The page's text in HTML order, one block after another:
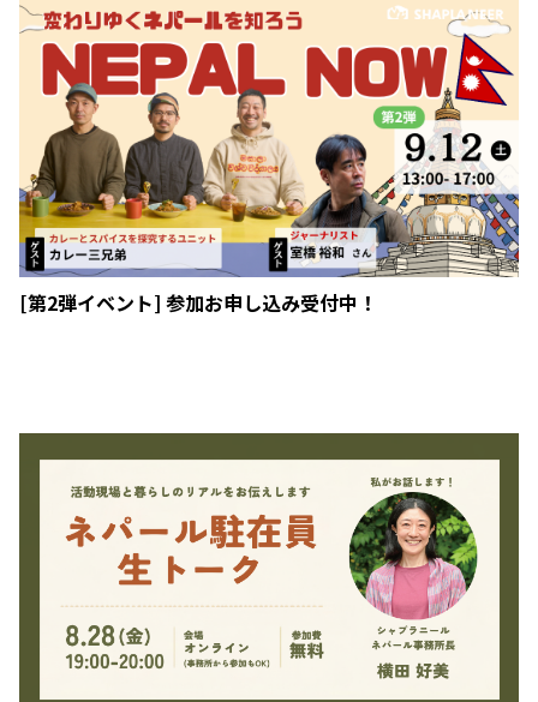
[第2弾イベント] 参加お申し込み受付中！